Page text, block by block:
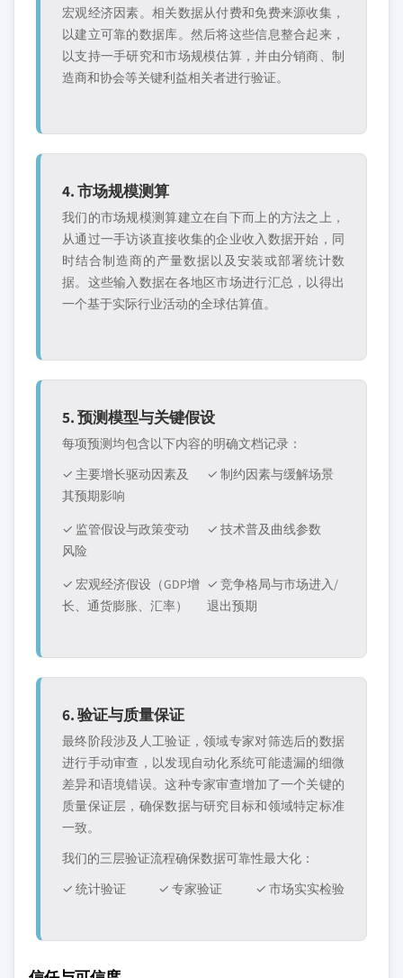
宏观经济因素。相关数据从付费和免费来源收集，
以建立可靠的数据库。然后将这些信息整合起来，
以支持一手研究和市场规模估算，并由分销商、制
造商和协会等关键利益相关者进行验证。
4. 市场规模测算
我们的市场规模测算建立在自下而上的方法之上，
从通过一手访谈直接收集的企业收入数据开始，同
时结合制造商的产量数据以及安装或部署统计数
据。这些输入数据在各地区市场进行汇总，以得出
一个基于实际行业活动的全球估算值。
5. 预测模型与关键假设
每项预测均包含以下内容的明确文档记录：
✓ 主要增长驱动因素及
其预期影响
✓ 制约因素与缓解场景
✓ 监管假设与政策变动
风险
✓ 技术普及曲线参数
✓ 宏观经济假设（GDP增
长、通货膨胀、汇率）
✓ 竞争格局与市场进入/
退出预期
6. 验证与质量保证
最终阶段涉及人工验证，领域专家对筛选后的数据
进行手动审查，以发现自动化系统可能遗漏的细微
差异和语境错误。这种专家审查增加了一个关键的
质量保证层，确保数据与研究目标和领域特定标准
一致。
我们的三层验证流程确保数据可靠性最大化：
✓ 统计验证
✓ 专家验证 ✓ 市场实实检验